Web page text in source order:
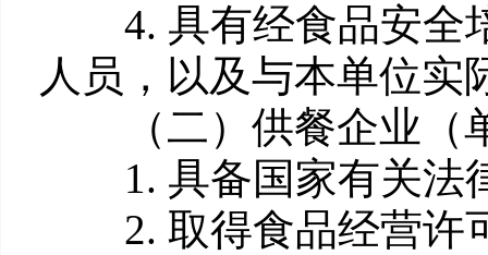
4. 具有经食品安全
人员，以及与本单位实
（二）供餐企业（
1. 具备国家有关法
2. 取得食品经营许